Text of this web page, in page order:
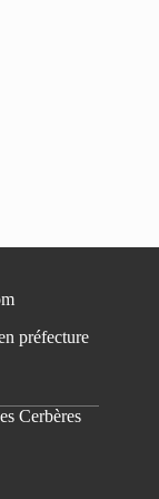
préfecture
Cerbères